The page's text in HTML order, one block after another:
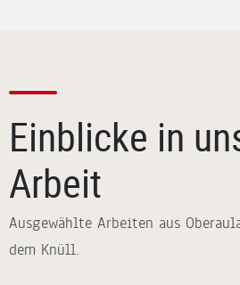
Einblicke in
Arbeit
Ausgewählte Arbeiten aus
dem Knüll.